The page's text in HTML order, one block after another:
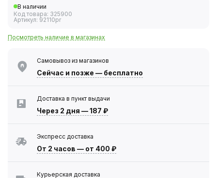
В наличии
Код товара: 325900
Артикул: 92110pr
Посмотреть наличие в магазинах
Самовывоз из магазинов
Сейчас и позже — бесплатно
Доставка в пункт выдачи
Через 2 дня —187 ₽
Экспресс доставка
От 2 часов — от 400 ₽
Курьерская доставка